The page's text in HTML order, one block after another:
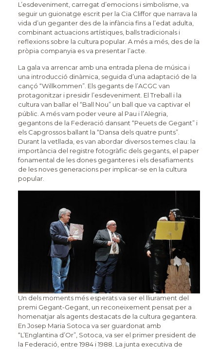
L’esdeveniment, carregat d’emocions i simbolisme, va
seguir un guionatge escrit per la Cia Cliffor que narrava la
vida d’un geganter des de la infància fins a l’edat adulta,
combinant actuacions artístiques, balls tradicionals i
reflexions sobre la cultura popular. A més a més, des de la
pròpia companyia es va presentar l’acte.
La gala va arrencar amb una entrada plena de música i
una introducció dinàmica, seguida d’una adaptació de la
cançó “Willkommen”. Els gegants de l’ACGC van
protagonitzar i presidir l’esdeveniment. El Treball i la
cultura van ballar el “Ball Nou” un ball que va captivar el
públic. A més vam poder veure al Pau i l’Alegria,
gegantons de la Federació dansant “Peuets de Gegant” i
els Capgrossos ballant la “Dansa dels quatre punts”.
Durant la vetllada, es van abordar diversos temes clau: la
importància del registre fotogràfic dels gegants, el paper
fonamental de les dones geganteres i els desafiaments
de les noves generacions per implicar-se en la cultura
popular.
Un dels moments més esperats va ser el lliurament del
premi Gegant-Gegant, un reconeixement pensat per a
homenatjar als agents destacats de la cultura gegantera.
En Josep Maria Sotoca va ser guardonat amb
“L’Englantina d’Or”, Sotoca, va ser el primer president de
la Federació, entre 1984 i 1988. La junta executiva de